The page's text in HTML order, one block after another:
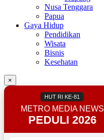
Nusa Tenggara
Papua
Gaya Hidup
Pendidikan
Wisata
Bisnis
Kesehatan
×
HUT RI KE-81
METRO MEDIA NEWS
PEDULI 2026